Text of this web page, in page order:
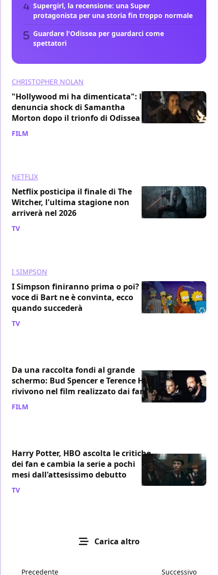
Supergirl, la recensione: una Super
protagonista per una storia fin troppo normale
Guardare l'Odissea per guardarci come
spettatori
CHRISTOPHER NOLAN
"Hollywood mi ha dimenticata": la
denuncia shock di Samantha
Morton dopo il trionfo di Odissea
FILM
NETFLIX
Netflix posticipa il finale di The
Witcher, l'ultima stagione non
arriverà nel 2026
TV
I SIMPSON
I Simpson finiranno prima o poi? La
voce di Bart ne è convinta, ecco
quando succederà
TV
Da una raccolta fondi al grande
schermo: Bud Spencer e Terence Hill
rivivono nel film realizzato dai fan
FILM
Harry Potter, HBO ascolta le critiche
dei fan e cambia la serie a pochi
mesi dall'attesissimo debutto
TV
Carica altro
Precedente Successivo